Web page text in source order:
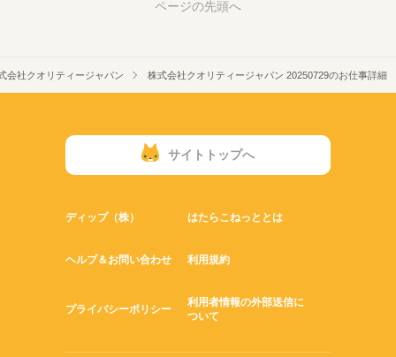
ページの先頭へ
会社クオリティージャパン 株式会社クオリティージャパン 20250729のお仕事詳細
サイトトップへ
ディップ（株） はたらこねっととは
ヘルプ＆お問い合わせ 利用規約
プライバシーポリシー
利用者情報の外部送信に
ついて